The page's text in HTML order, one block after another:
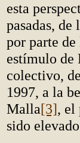
esta
pasadas,
por parte
estímulo de
colectivo,
1997, a la
Malla[3], el
sido